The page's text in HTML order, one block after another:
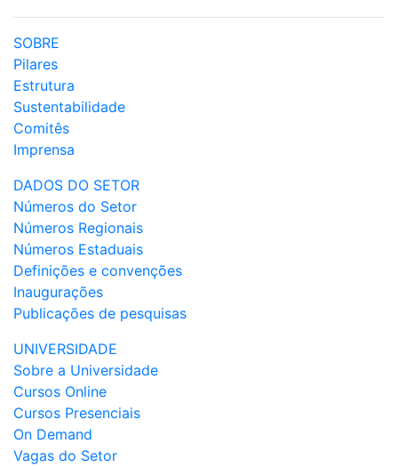
SOBRE
Pilares
Estrutura
Sustentabilidade
Comitês
Imprensa
DADOS DO SETOR
Números do Setor
Números Regionais
Números Estaduais
Definições e convenções
Inaugurações
Publicações de pesquisas
UNIVERSIDADE
Sobre a Universidade
Cursos Online
Cursos Presenciais
On Demand
Vagas do Setor